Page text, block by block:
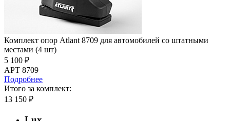
Комплект опор Atlant 8709 для автомобилей со штатными
местами (4 шт)
5 100 ₽
АРТ 8709
Подробнее
Итого за комплект:
13 150 ₽